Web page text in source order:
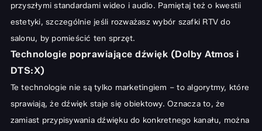
przyszłymi standardami wideo i audio. Pamiętaj też o kwestii
estetyki, szczególnie jeśli rozważasz wybór szafki RTV do
salonu, by pomieścić ten sprzęt.
Technologie poprawiające dźwięk (Dolby Atmos i
DTS:X)
Te technologie nie są tylko marketingiem – to algorytmy, które
sprawiają, że dźwięk staje się obiektowy. Oznacza to, że
zamiast przypisywania dźwięku do konkretnego kanału, można